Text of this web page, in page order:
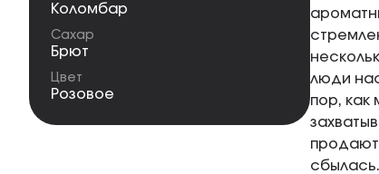
Коломбар
Сахар
Брют
Цвет
Розовое
люди
пор,
сбылась.